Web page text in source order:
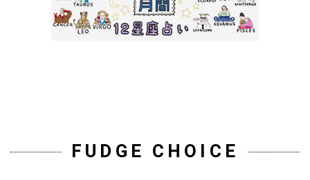
FUDGE CHOICE